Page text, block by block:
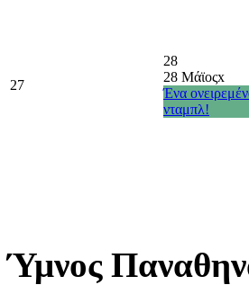
27
28
28 Μάϊοςx
Ένα
νταμπλ!
Ύμνος